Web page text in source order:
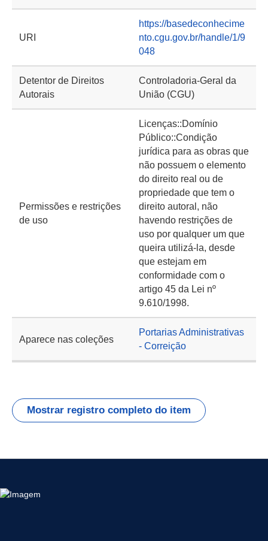
URI
https://basedeconhecime
nto.cgu.gov.br/handle/1/9
048
Detentor de Direitos
Autorais
Controladoria-Geral da
União (CGU)
Permissões e restrições
de uso
Licenças::Domínio
Público::Condição
jurídica para as obras que
não possuem o elemento
do direito real ou de
propriedade que tem o
direito autoral, não
havendo restrições de
uso por qualquer um que
queira utilizá-la, desde
que estejam em
conformidade com o
artigo 45 da Lei nº
9.610/1998.
Aparece nas coleções
Portarias Administrativas
- Correição
Mostrar registro completo do item